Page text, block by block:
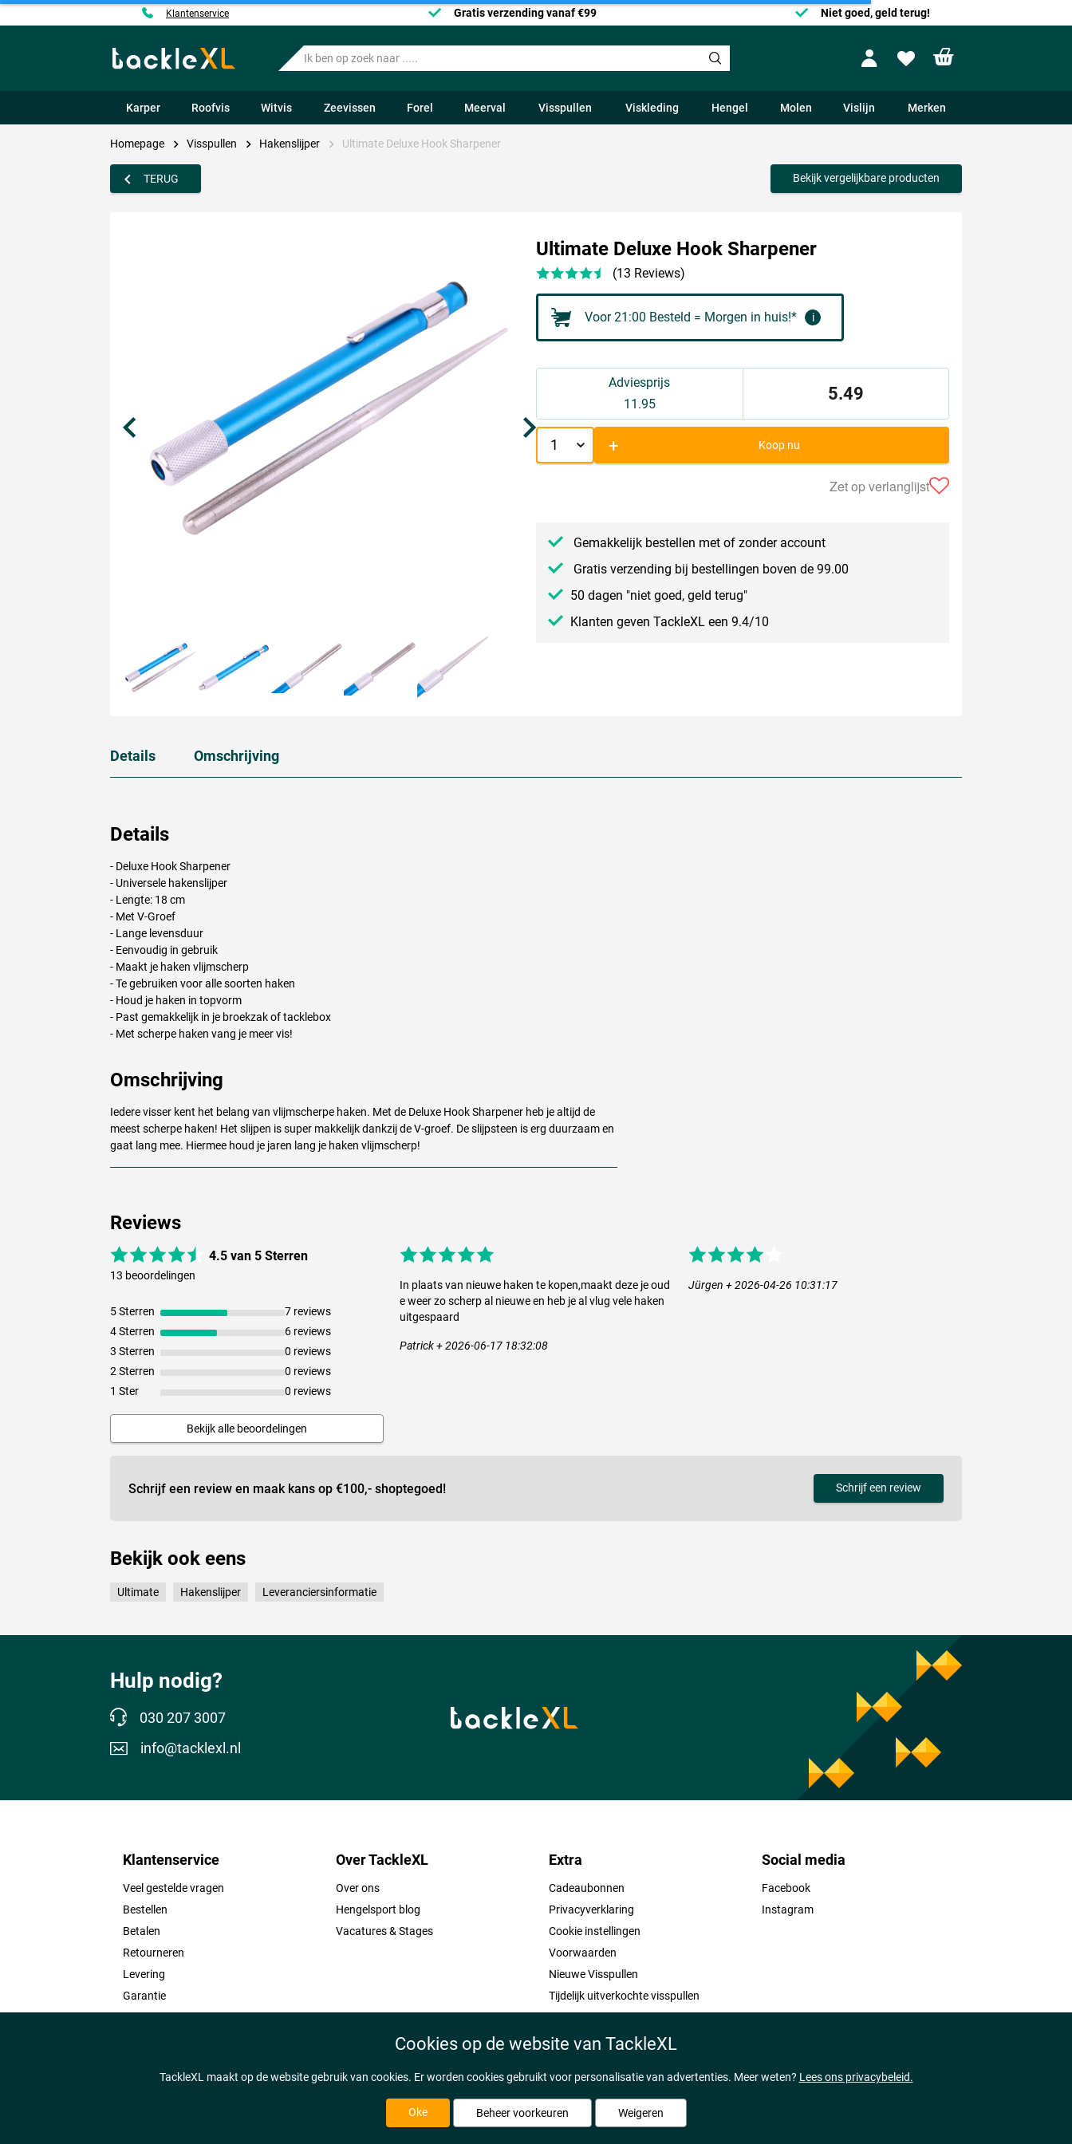
Klantenservice Gratis verzending vanaf €99 Niet goed, geld terug!
Ik
ben
naar
.....
ProfileWishlist
Karper Roofvis Witvis Zeevissen Forel Meerval Visspullen Viskleding Hengel Molen Vislijn Merken
Homepage Visspullen Hakenslijper Ultimate Deluxe Hook Sharpener
TERUG Bekijk vergelijkbare producten
Ultimate Deluxe Hook Sharpener
(13 Reviews)
Voor 21:00 Besteld = Morgen in huis!* i
Adviesprijs
11.95
5.49
+ Koop nu
Zet op verlanglijst
Gemakkelijk bestellen met of zonder account
Gratis verzending bij bestellingen boven de 99.00
50 dagen "niet goed, geld terug"
Klanten geven TackleXL een 9.4/10
Details Omschrijving
Details
- Deluxe Hook Sharpener
- Universele hakenslijper
- Lengte: 18 cm
- Met V-Groef
- Lange levensduur
- Eenvoudig in gebruik
- Maakt je haken vlijmscherp
- Te gebruiken voor alle soorten haken
- Houd je haken in topvorm
- Past gemakkelijk in je broekzak of tacklebox
- Met scherpe haken vang je meer vis!
Omschrijving
Iedere visser kent het belang van vlijmscherpe haken. Met de Deluxe Hook Sharpener heb je altijd de
meest scherpe haken! Het slijpen is super makkelijk dankzij de V-groef. De slijpsteen is erg duurzaam en
gaat lang mee. Hiermee houd je jaren lang je haken vlijmscherp!
Reviews
4.5 van 5 Sterren
13 beoordelingen
5 Sterren
7 reviews
4 Sterren
6 reviews
3 Sterren
0 reviews
2 Sterren
0 reviews
1 Ster
0 reviews
Bekijk alle beoordelingen
In plaats van nieuwe haken te kopen,maakt deze je oud
e weer zo scherp al nieuwe en heb je al vlug vele haken
uitgespaard
Patrick + 2026-06-17 18:32:08
Jürgen + 2026-04-26 10:31:17
Schrijf een review en maak kans op €100,- shoptegoed! Schrijf een review
Bekijk ook eens
Ultimate Hakenslijper Leveranciersinformatie
Hulp nodig?
030 207 3007
info@tacklexl.nl
Klantenservice
Veel gestelde vragen
Bestellen
Betalen
Retourneren
Levering
Garantie
Over TackleXL
Over ons
Hengelsport blog
Vacatures & Stages
Extra
Cadeaubonnen
Privacyverklaring
Cookie instellingen
Voorwaarden
Nieuwe Visspullen
Tijdelijk uitverkochte visspullen
Social media
Facebook
Instagram
Cookies op de website van TackleXL
TackleXL maakt op de website gebruik van cookies. Er worden cookies gebruikt voor personalisatie van advertenties. Meer weten? Lees ons privacybeleid.
Oke Beheer voorkeuren Weigeren